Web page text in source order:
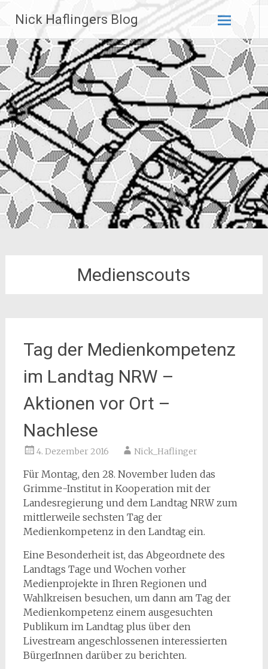
Inhalt
springen
Nick Haflingers Blog
Medienscouts
Tag der Medienkompetenz
im Landtag NRW –
Aktionen vor Ort –
Nachlese
4. Dezember 2016 Nick_Haflinger
Für Montag, den 28. November luden das
Grimme-Institut in Kooperation mit der
Landesregierung und dem Landtag NRW zum
mittlerweile sechsten Tag der
Medienkompetenz in den Landtag ein.
Eine Besonderheit ist, das Abgeordnete des
Landtags Tage und Wochen vorher
Medienprojekte in Ihren Regionen und
Wahlkreisen besuchen, um dann am Tag der
Medienkompetenz einem ausgesuchten
Publikum im Landtag plus über den
Livestream angeschlossenen interessierten
BürgerInnen darüber zu berichten.